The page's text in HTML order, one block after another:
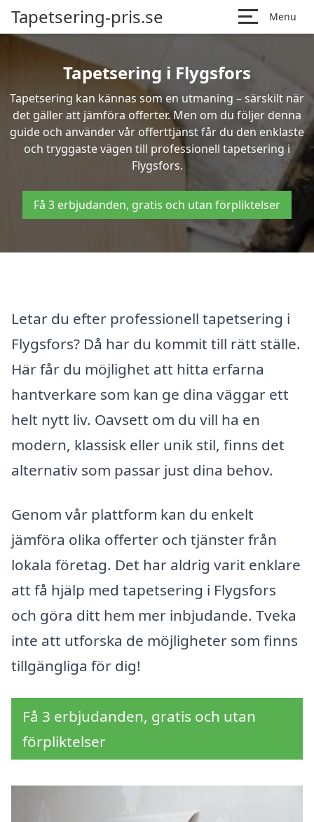
Tapetsering-pris.se Menu
Tapetsering i Flygsfors
Tapetsering kan kännas som en utmaning – särskilt när
det gäller att jämföra offerter. Men om du följer denna
guide och använder vår offerttjänst får du den enklaste
och tryggaste vägen till professionell tapetsering i
Flygsfors.
Få 3 erbjudanden, gratis och utan förpliktelser
Letar du efter professionell tapetsering i
Flygsfors? Då har du kommit till rätt ställe.
Här får du möjlighet att hitta erfarna
hantverkare som kan ge dina väggar ett
helt nytt liv. Oavsett om du vill ha en
modern, klassisk eller unik stil, finns det
alternativ som passar just dina behov.
Genom vår plattform kan du enkelt
jämföra olika offerter och tjänster från
lokala företag. Det har aldrig varit enklare
att få hjälp med tapetsering i Flygsfors
och göra ditt hem mer inbjudande. Tveka
inte att utforska de möjligheter som finns
tillgängliga för dig!
Få 3 erbjudanden, gratis och utan
förpliktelser